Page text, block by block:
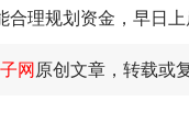
理规划资金，早日上
网原创文章，转载或